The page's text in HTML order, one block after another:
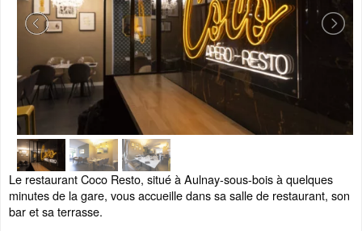
Le restaurant Coco Resto, situé à Aulnay-sous-bois à quelques
minutes de la gare, vous accueille dans sa salle de restaurant, son
bar et sa terrasse.